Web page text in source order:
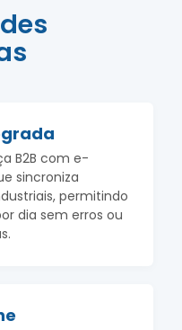
B2B com e-
sincroniza
permitindo
dia sem erros ou